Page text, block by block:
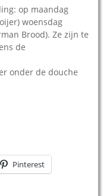
op maandag
woensdag
Brood). Ze zijn te
de
onder de douche
Pinterest